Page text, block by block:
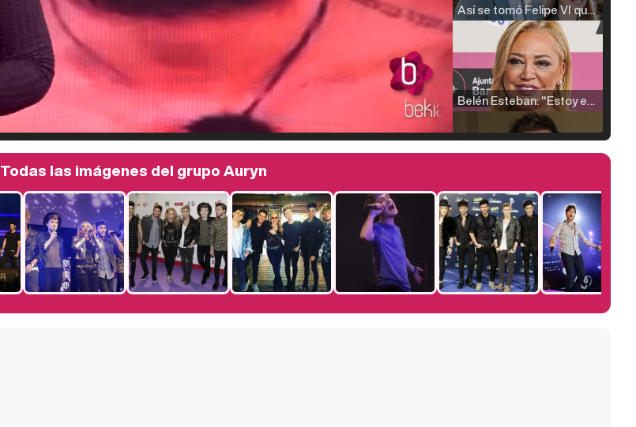
Así se tomó Felipe VI que la Infanta Sofía no quisiera recibir formación militar
Belén Esteban: "Estoy emocionada, muy contenta y muy feliz por llegar a RTVE"
Manu Baqueiro: "Tuve como referente a Bruce Willis en 'Luz de Luna' para mi trabajo en la serie 'Perdiendo el juicio'"
Magdalena de Suecia responde a las críticas y explica por qué le han permitido lanzar su propio negocio
Todas las imágenes del grupo Auryn